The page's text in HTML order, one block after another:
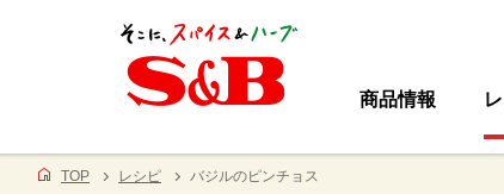
商品情報
TOP レシピ バジルのピンチョス